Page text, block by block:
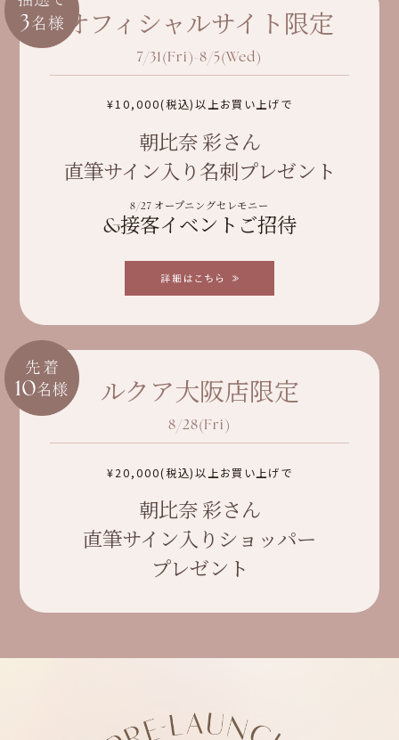
オフィシャルサイト限定
7/31(Fri)-8/5(Wed)
¥10,000(税込)以上お買い上げで
朝比奈 彩さん
直筆サイン入り名刺プレゼント
8/27 オープニングセレモニー
&接客イベントご招待
ルクア大阪店限定
8/28(Fri)
¥20,000(税込)以上お買い上げで
朝比奈 彩さん
直筆サイン入りショッパー
プレゼント